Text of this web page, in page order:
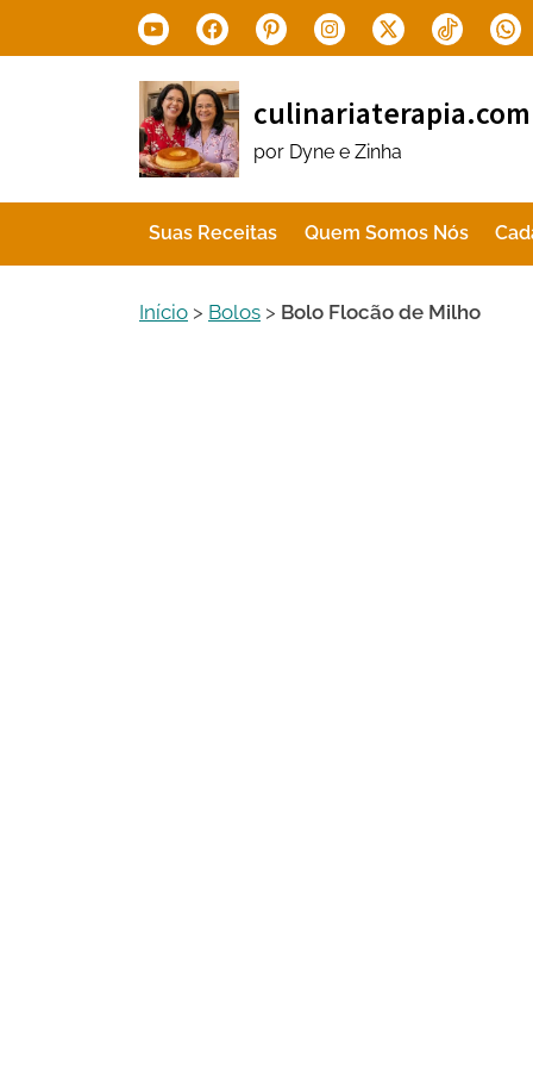
to
YoutubeFacebookPinterestInstagram
X.com Tiktok
culinariaterapia.com
por Dyne e Zinha
Suas Receitas Quem Somos Nós
Início > Bolos > Bolo Flocão de Milho